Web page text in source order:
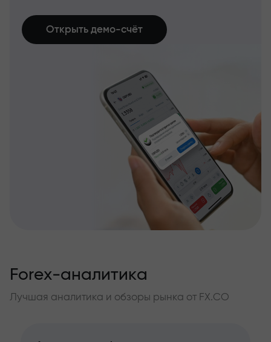
Открыть демо-счёт
Forex-аналитика
Лучшая аналитика и обзоры рынка от FX.CO